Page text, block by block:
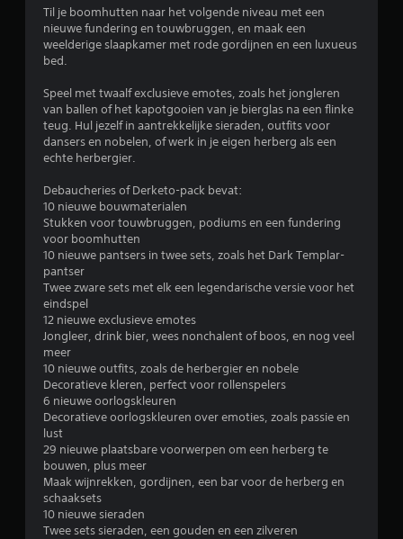
n
Til je boomhutten naar het volgende niveau met een
nieuwe fundering en touwbruggen, en maak een
weelderige slaapkamer met rode gordijnen en een luxueus
bed.
Speel met twaalf exclusieve emotes, zoals het jongleren
van ballen of het kapotgooien van je bierglas na een flinke
teug. Hul jezelf in aantrekkelijke sieraden, outfits voor
dansers en nobelen, of werk in je eigen herberg als een
echte herbergier.
Debaucheries of Derketo-pack bevat:
10 nieuwe bouwmaterialen
Stukken voor touwbruggen, podiums en een fundering
voor boomhutten
10 nieuwe pantsers in twee sets, zoals het Dark Templar-
pantser
Twee zware sets met elk een legendarische versie voor het
eindspel
12 nieuwe exclusieve emotes
Jongleer, drink bier, wees nonchalent of boos, en nog veel
meer
10 nieuwe outfits, zoals de herbergier en nobele
Decoratieve kleren, perfect voor rollenspelers
6 nieuwe oorlogskleuren
Decoratieve oorlogskleuren over emoties, zoals passie en
lust
29 nieuwe plaatsbare voorwerpen om een herberg te
bouwen, plus meer
Maak wijnrekken, gordijnen, een bar voor de herberg en
schaaksets
10 nieuwe sieraden
Twee sets sieraden, een gouden en een zilveren